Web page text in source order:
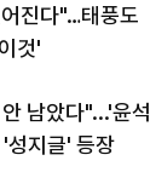
진다"…태풍도
것'
남았다"...'윤석
성지글' 등장